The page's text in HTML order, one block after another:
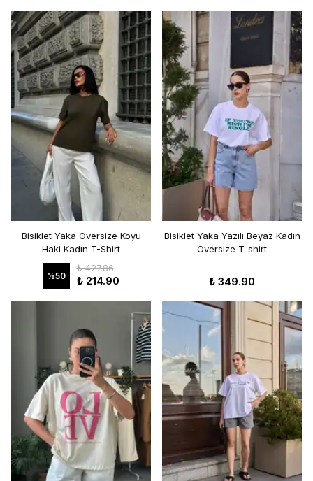
Bisiklet Yaka Oversize Koyu
Haki Kadın T-Shirt
%50
₺ 427.86
₺ 214.90
Bisiklet Yaka Yazılı Beyaz Kadın
Oversize T-shirt
₺ 349.90